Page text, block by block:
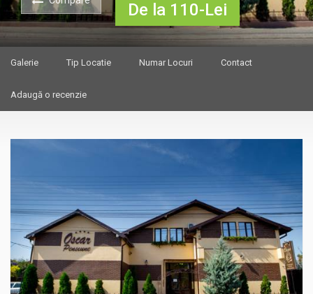
De la 110-Lei
Galerie Tip Locatie Numar Locuri Contact
Adaugă o recenzie